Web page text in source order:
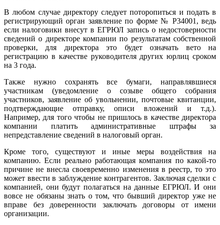
В любом случае директору следует поторопиться и подать в
регистрирующий орган заявление по форме № Р34001, ведь
если налоговики внесут в ЕГРЮЛ запись о недостоверности
сведений о директоре компании по результатам собственной
проверки, для директора это будет означать вето на
регистрацию в качестве руководителя других юрлиц сроком
на 3 года.
Также нужно сохранять все бумаги, направлявшиеся
участникам (уведомление о созыве общего собрания
участников, заявление об увольнении, почтовые квитанции,
подтверждающие отправку, описи вложений и т.д.).
Например, для того чтобы не пришлось в качестве директора
компании платить административные штрафы за
непредставление сведений в налоговый орган.
Кроме того, существуют и иные меры воздействия на
компанию. Если реально работающая компания по какой-то
причине не внесла своевременно изменения в реестр, то это
может ввести в заблуждение контрагентов. Заключая сделки с
компанией, они будут полагаться на данные ЕГРЮЛ. И они
вовсе не обязаны знать о том, что бывший директор уже не
вправе без доверенности заключать договоры от имени
организации.